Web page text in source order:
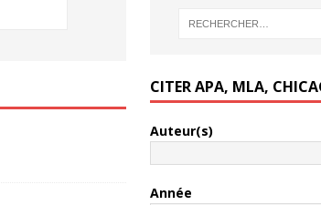
CITER APA, MLA,
Auteur(s)
Année